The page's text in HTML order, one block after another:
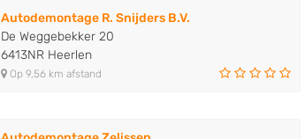
Autodemontage R. Snijders B.V.
De Weggebekker 20
6413NR Heerlen
Op 9,56 km afstand